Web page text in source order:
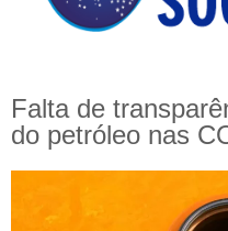
Falta de
do petróleo nas